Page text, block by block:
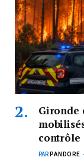
Gironde
contrôle
PAR PANDORE